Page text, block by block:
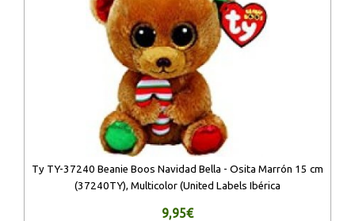
Ty TY-37240 Beanie Boos Navidad Bella - Osita Marrón 15 cm
(37240TY), Multicolor (United Labels Ibérica
9,95€